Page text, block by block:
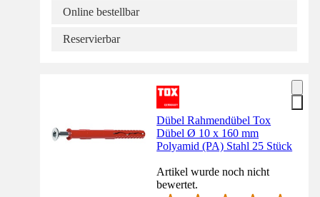
Online bestellbar
Reservierbar
Dübel Rahmendübel Tox
Dübel Ø 10 x 160 mm
Polyamid (PA) Stahl 25 Stück
Artikel wurde noch nicht
bewertet.